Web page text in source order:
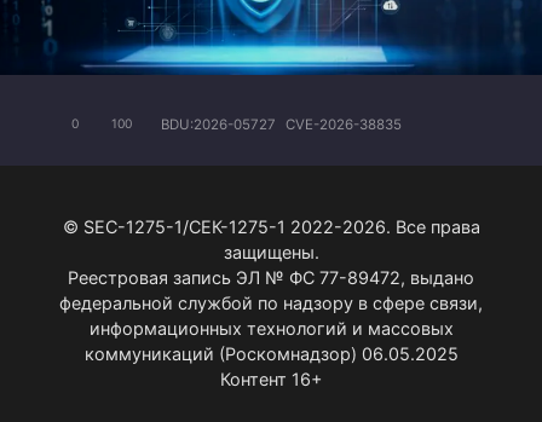
0 100 BDU:2026-05727 CVE-2026-38835
© SEC-1275-1/СЕК-1275-1 2022-2026. Все права
защищены.
Реестровая запись ЭЛ № ФС 77-89472, выдано
федеральной службой по надзору в сфере связи,
информационных технологий и массовых
коммуникаций (Роскомнадзор) 06.05.2025
Контент 16+